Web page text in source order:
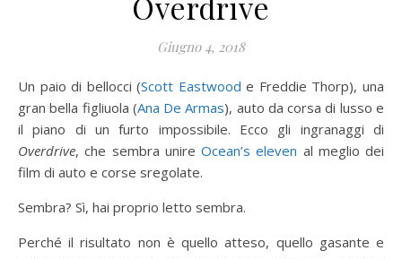
Giugno 4, 2018
Un paio di bellocci (Scott Eastwood e Freddie Thorp), una
gran bella figliuola (Ana De Armas), auto da corsa di lusso e
il piano di un furto impossibile. Ecco gli ingranaggi di
Overdrive, che sembra unire Ocean’s eleven al meglio dei
film di auto e corse sregolate.
Sembra? Sì, hai proprio letto sembra.
Perché il risultato non è quello atteso, quello gasante e